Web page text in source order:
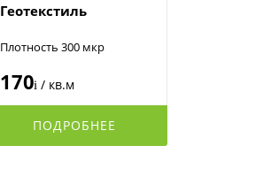
Геотекстиль
Плотность 300 мкр
170i/ кв.м
ПОДРОБНЕЕ